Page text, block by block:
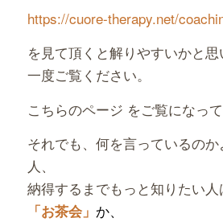
https://cuore-therapy.net/
を見て頂くと解りやすいかと
一度ご覧ください。
こちらのページ をご覧になって
それでも、何を言っているの
人、
納得するまでもっと知りたい人
「お茶会」 か、